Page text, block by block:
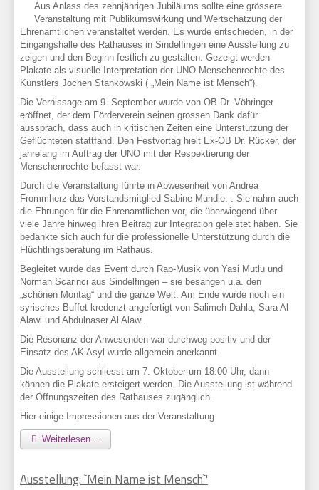
Aus Anlass des zehnjährigen Jubiläums sollte eine grössere
Veranstaltung mit Publikumswirkung und Wertschätzung der
Ehrenamtlichen veranstaltet werden. Es wurde entschieden, in der
Eingangshalle des Rathauses in Sindelfingen eine Ausstellung zu
zeigen und den Beginn festlich zu gestalten. Gezeigt werden
Plakate als visuelle Interpretation der UNO-Menschenrechte des
Künstlers Jochen Stankowski ( „Mein Name ist Mensch“).
Die Vernissage am 9. September wurde von OB Dr. Vöhringer
eröffnet, der dem Förderverein seinen grossen Dank dafür
aussprach, dass auch in kritischen Zeiten eine Unterstützung der
Geflüchteten stattfand. Den Festvortag hielt Ex-OB Dr. Rücker, der
jahrelang im Auftrag der UNO mit der Respektierung der
Menschenrechte befasst war.
Durch die Veranstaltung führte in Abwesenheit von Andrea
Frommherz das Vorstandsmitglied Sabine Mundle. . Sie nahm auch
die Ehrungen für die Ehrenamtlichen vor, die überwiegend über
viele Jahre hinweg ihren Beitrag zur Integration geleistet haben. Sie
bedankte sich auch für die professionelle Unterstützung durch die
Flüchtlingsberatung im Rathaus.
Begleitet wurde das Event durch Rap-Musik von Yasi Mutlu und
Norman Scarinci aus Sindelfingen – sie besangen u.a. den
„schönen Montag“ und die ganze Welt. Am Ende wurde noch ein
syrisches Buffet kredenzt angefertigt von Salimeh Dahla, Sara Al
Alawi und Abdulnaser Al Alawi.
Die Resonanz der Anwesenden war durchweg positiv und der
Einsatz des AK Asyl wurde allgemein anerkannt.
Die Ausstellung schliesst am 7. Oktober um 18.00 Uhr, dann
können die Plakate ersteigert werden. Die Ausstellung ist während
der Öffnungszeiten des Rathauses zugänglich.
Hier einige Impressionen aus der Veranstaltung:
Weiterlesen ...
Ausstellung: `Mein Name ist Mensch`'